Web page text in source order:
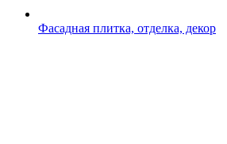
Фасадная плитка, отделка, декор